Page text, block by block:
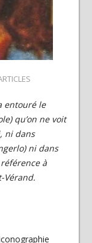
entouré le
qu’on ne voit
ni dans
ni dans
à
Vérand.